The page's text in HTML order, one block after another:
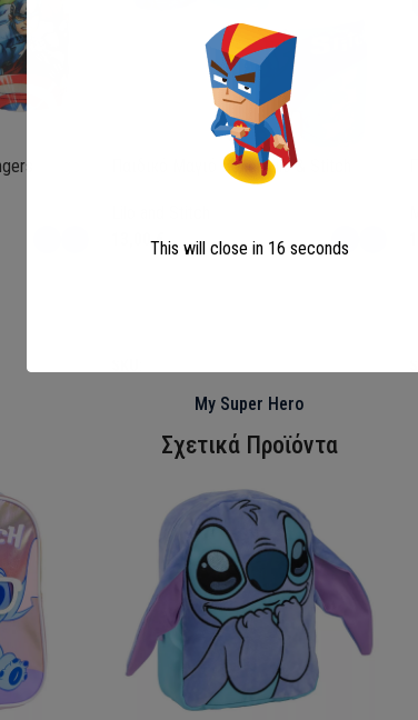
Παιδικό Μαγιό Boxer Lilo & Stitch
13,00€
My Super Hero
Σχετικά Προϊόντα
This will close in 15 seconds